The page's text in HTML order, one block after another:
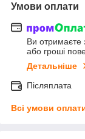
Умови оплати
Ви отримаєте
або гроші
Детальніше
Післяплата
Всі умови